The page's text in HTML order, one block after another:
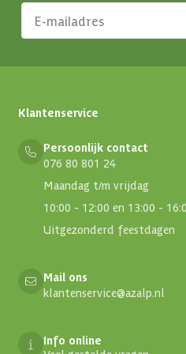
Klantenservice
Persoonlijk contact
076 80 801 24
Maandag t/m vrijdag
10:00 - 12:00 en 13:00 -
Uitgezonderd feestdagen
Mail ons
klantenservice@azalp.nl
Info online